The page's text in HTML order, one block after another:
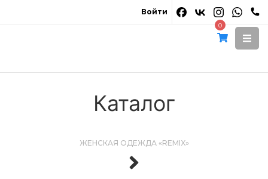
Войти
0
Каталог
ЖЕНСКАЯ ОДЕЖДА «REMIX»